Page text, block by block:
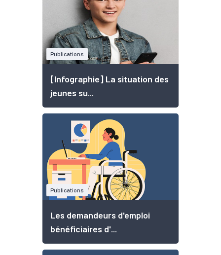
Publications
[Infographie] La situation des
jeunes su...
Publications
Les demandeurs d'emploi
bénéficiaires d'...